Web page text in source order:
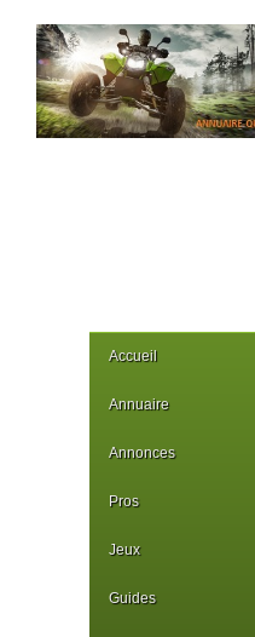
Accueil
Annuaire
Annonces
Pros
Jeux
Guides